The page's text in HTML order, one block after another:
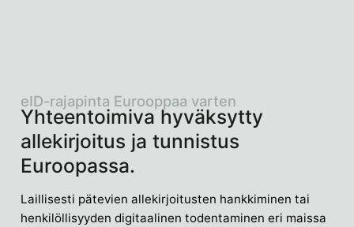
Yhteentoimiva hyväksytty
allekirjoitus ja tunnistus
Euroopassa.
eID-rajapinta Eurooppaa varten
Laillisesti pätevien allekirjoitusten hankkiminen tai
henkilöllisyyden digitaalinen todentaminen eri maissa